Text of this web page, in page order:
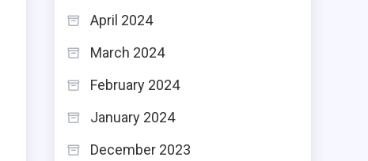
April 2024
March 2024
February 2024
January 2024
December 2023